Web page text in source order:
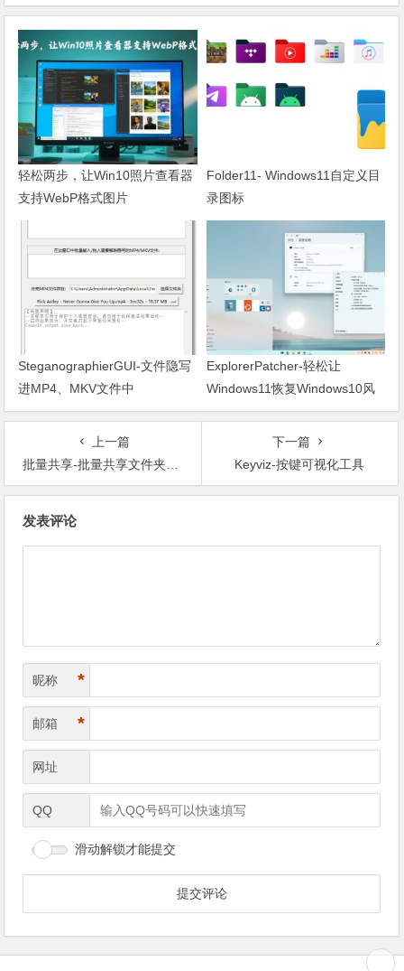
轻松两步，让Win10照片查看器
支持WebP格式图片
Folder11- Windows11自定义目
录图标
SteganographierGUI-文件隐写
进MP4、MKV文件中
ExplorerPatcher-轻松让
Windows11恢复Windows10风
格
上一篇
批量共享-批量共享文件夹工具
下一篇
Keyviz-按键可视化工具
发表评论
昵称 *
邮箱 *
网址
QQ
滑动解锁才能提交